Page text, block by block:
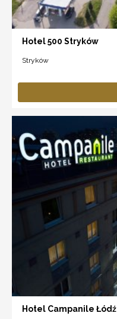
Hotel 500 Stryków
Stryków
Hotel Campanile Łódź